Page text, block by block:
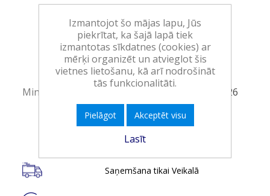
Art.:550342
EAN:8719200240902
Iepakojumā: 12
Minimālais daudzums:1
Minimālais preces derīguma termiņš:
13.12.2026
Ielikt grozā
Saņemšana tikai Veikalā
Izmantojot šo mājas lapu, Jūs
piekrītat, ka šajā lapā tiek
izmantotas sīkdatnes (cookies) ar
mērķi organizēt un atvieglot šis
vietnes lietošanu, kā arī nodrošināt
tās funkcionalitāti.
Pielāgot Akceptēt visu
Lasīt